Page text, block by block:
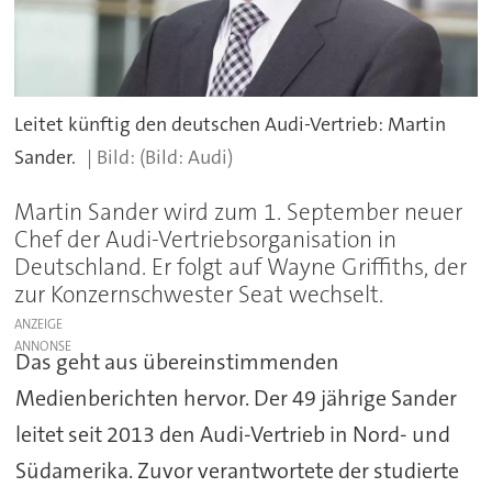
Leitet künftig den deutschen Audi-Vertrieb: Martin
Sander.
(Bild: Audi)
Martin Sander wird zum 1. September neuer
Chef der Audi-Vertriebsorganisation in
Deutschland. Er folgt auf Wayne Griffiths, der
zur Konzernschwester Seat wechselt.
ANZEIGE
Das geht aus übereinstimmenden
Medienberichten hervor. Der 49 jährige Sander
leitet seit 2013 den Audi-Vertrieb in Nord- und
Südamerika. Zuvor verantwortete der studierte